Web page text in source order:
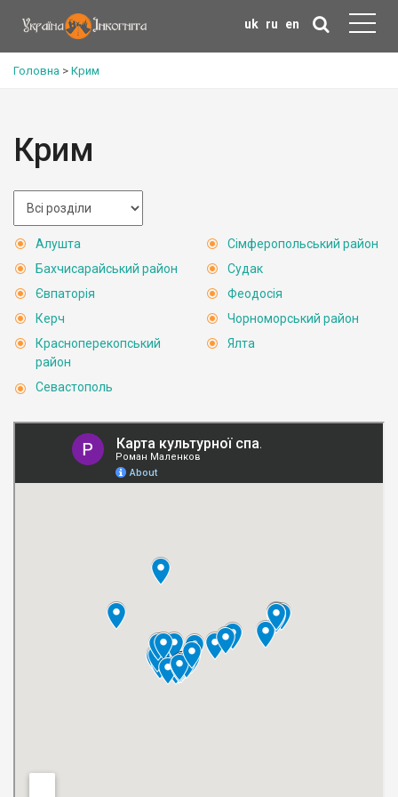
uk ru en
Головна > Крим
Крим
Алушта
Бахчисарайський район
Євпаторія
Керч
Красноперекопський
район
Севастополь
Сімферопольський район
Судак
Феодосія
Чорноморський район
Ялта